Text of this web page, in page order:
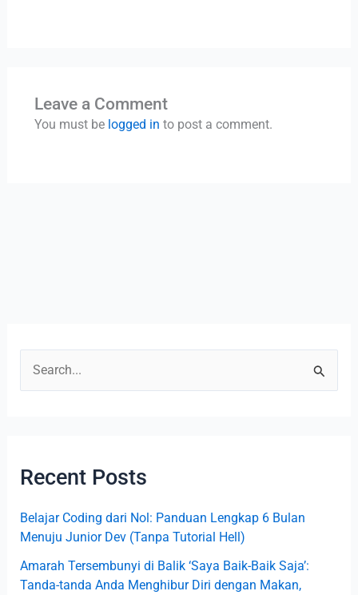
Leave a Comment
You must be logged in to post a comment.
c
f
r
Recent Posts
Belajar Coding dari Nol: Panduan Lengkap 6 Bulan
Menuju Junior Dev (Tanpa Tutorial Hell)
Amarah Tersembunyi di Balik ‘Saya Baik-Baik Saja’:
Tanda-tanda Anda Menghibur Diri dengan Makan,